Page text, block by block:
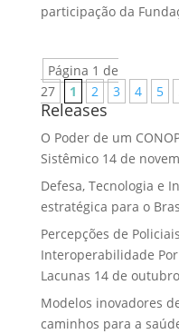
participação da
Página 1 de
27
1 2 3 4 5
Releases
O Poder de um
Sistêmico 14 de
Defesa, Tecnologia e
estratégica para o
Percepções de
Interoperabilidade
Lacunas 14 de
Modelos inovadores
caminhos para a